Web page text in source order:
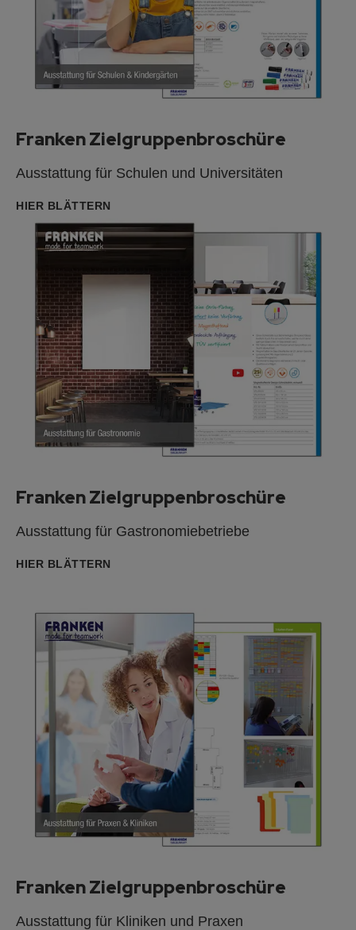
Franken Zielgruppenbroschüre
Ausstattung für Schulen und Universitäten
HIER BLÄTTERN
Franken Zielgruppenbroschüre
Ausstattung für Gastronomiebetriebe
HIER BLÄTTERN
Franken Zielgruppenbroschüre
Ausstattung für Kliniken und Praxen